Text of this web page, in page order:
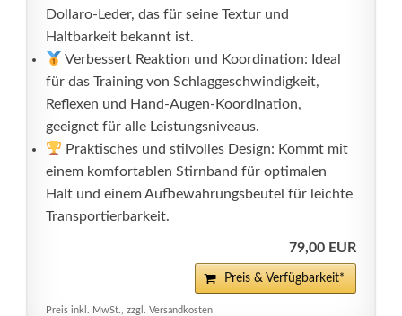
Dollaro-Leder, das für seine Textur und
Haltbarkeit bekannt ist.
Verbessert Reaktion und Koordination: Ideal
für das Training von Schlaggeschwindigkeit,
Reflexen und Hand-Augen-Koordination,
geeignet für alle Leistungsniveaus.
Praktisches und stilvolles Design: Kommt mit
einem komfortablen Stirnband für optimalen
Halt und einem Aufbewahrungsbeutel für leichte
Transportierbarkeit.
79,00 EUR
Preis & Verfügbarkeit*
Preis inkl. MwSt., zzgl. Versandkosten